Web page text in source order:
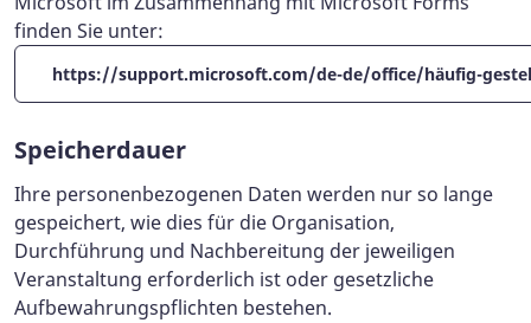
finden Sie unter:
https://support.microsoft.com/de-de/office/häufig-
Speicherdauer
Ihre personenbezogenen Daten werden nur so lange
gespeichert, wie dies für die Organisation,
Durchführung und Nachbereitung der jeweiligen
Veranstaltung erforderlich ist oder gesetzliche
Aufbewahrungspflichten bestehen.